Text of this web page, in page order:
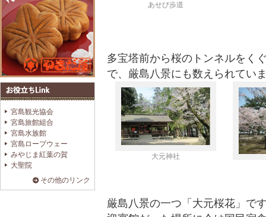
あせび歩道
多宝塔前から桜のトンネルをく
で、厳島八景にも数えられてい
大元神社
厳島八景の一つ「大元桜花」で
宮島観光協会
宮島旅館組合
宮島水族館
宮島ロープウェー
みやじま紅葉の賀
大聖院
その他のリンク